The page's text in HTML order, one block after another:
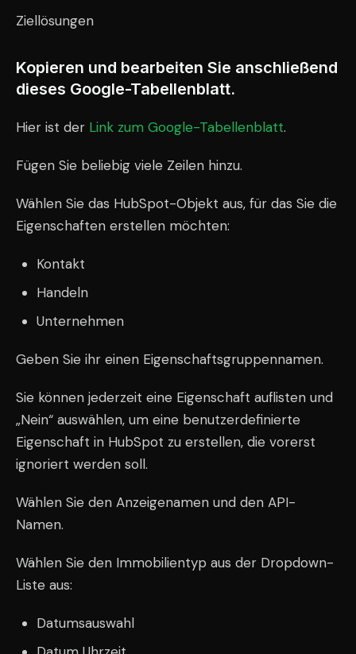
Ziellösungen
Kopieren und bearbeiten Sie anschließend
dieses Google-Tabellenblatt.
Hier ist der Link zum Google-Tabellenblatt.
Fügen Sie beliebig viele Zeilen hinzu.
Wählen Sie das HubSpot-Objekt aus, für das Sie die
Eigenschaften erstellen möchten:
Kontakt
Handeln
Unternehmen
Geben Sie ihr einen Eigenschaftsgruppennamen.
Sie können jederzeit eine Eigenschaft auflisten und
„Nein“ auswählen, um eine benutzerdefinierte
Eigenschaft in HubSpot zu erstellen, die vorerst
ignoriert werden soll.
Wählen Sie den Anzeigenamen und den API-
Namen.
Wählen Sie den Immobilientyp aus der Dropdown-
Liste aus:
Datumsauswahl